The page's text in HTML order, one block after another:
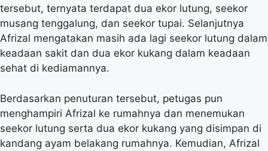
tersebut, ternyata terdapat dua ekor lutung, seekor
musang tenggalung, dan seekor tupai. Selanjutnya
Afrizal mengatakan masih ada lagi seekor lutung dalam
keadaan sakit dan dua ekor kukang dalam keadaan
sehat di kediamannya.
Berdasarkan penuturan tersebut, petugas pun
menghampiri Afrizal ke rumahnya dan menemukan
seekor lutung serta dua ekor kukang yang disimpan di
kandang ayam belakang rumahnya. Kemudian, Afrizal